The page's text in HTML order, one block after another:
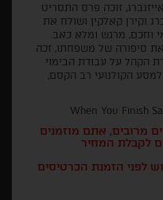
זוכה פרס התסריט
וקירן קאלקין ושולח את
וחכם, מרגש ומלא כאב.
סיפורה של משפחתו, זכה
הקהל על עבודת הבימוי
הקולנועי רב הקסם,
מרובים, אתם מוזמנים
לקבלת המחיר
לפני הזמנת הכרטיסים